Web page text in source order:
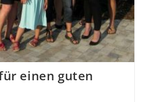
einen guten